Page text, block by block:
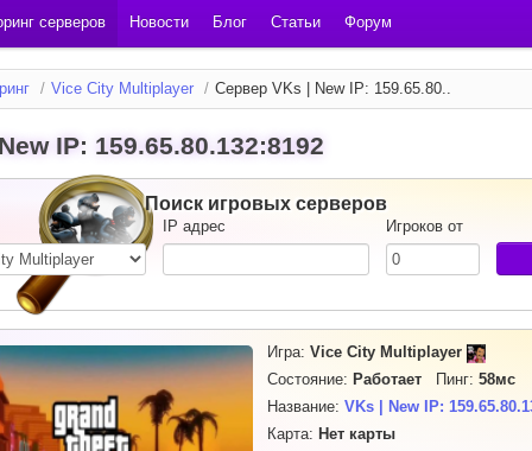
серверов Новости Блог Статьи Форум
/ Vice City Multiplayer / Сервер VKs | New IP: 159.65.80..
IP: 159.65.80.132:8192
Поиск игровых серверов
IP адрес Игроков от
Игра: Vice City Multiplayer
Состояние: Работает Пинг: 58мс
Название: VKs | New IP:
Карта: Нет карты